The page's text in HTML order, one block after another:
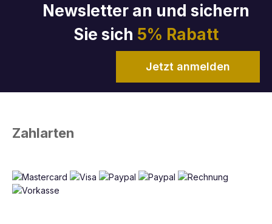
Newsletter an und sichern
Sie sich 5% Rabatt
Jetzt anmelden
Zahlarten